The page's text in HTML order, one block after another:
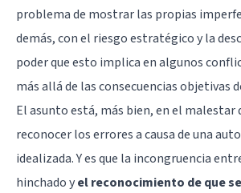
problema de mostrar las propias
demás, con el riesgo estratégico y la
poder que esto implica en algunos
más allá de las consecuencias objetivas
El asunto está, más bien, en el malestar
reconocer los errores a causa de una
idealizada. Y es que la incongruencia
hinchado yel reconocimiento de que